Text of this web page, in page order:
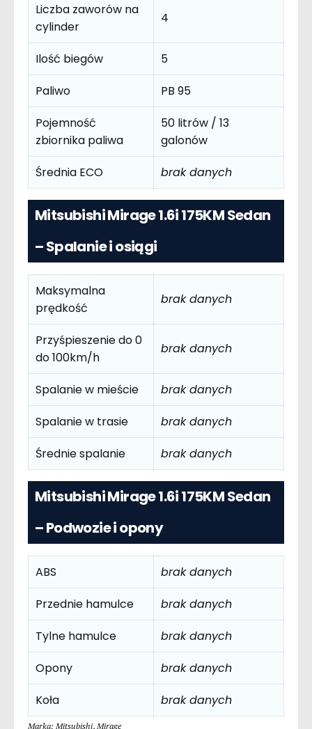
Liczba zaworów na
cylinder
4
Ilość biegów
5
Paliwo
PB 95
Pojemność
zbiornika paliwa
50 litrów / 13
galonów
Średnia ECO
brak danych
Mitsubishi Mirage 1.6i 175KM Sedan
– Spalanie i osiągi
Maksymalna
prędkość
brak danych
Przyśpieszenie do 0
do 100km/h
brak danych
Spalanie w mieście
brak danych
Spalanie w trasie
brak danych
Średnie spalanie
brak danych
Mitsubishi Mirage 1.6i 175KM Sedan
– Podwozie i opony
ABS
brak danych
Przednie hamulce
brak danych
Tylne hamulce
brak danych
Opony
brak danych
Koła
brak danych
Marka: Mitsubishi, Mirage